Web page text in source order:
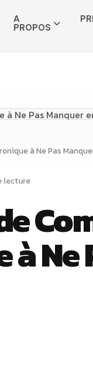
A
PROPOS
à Ne Pas
lecture
Ne